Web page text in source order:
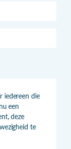
iedereen die
een
deze
te